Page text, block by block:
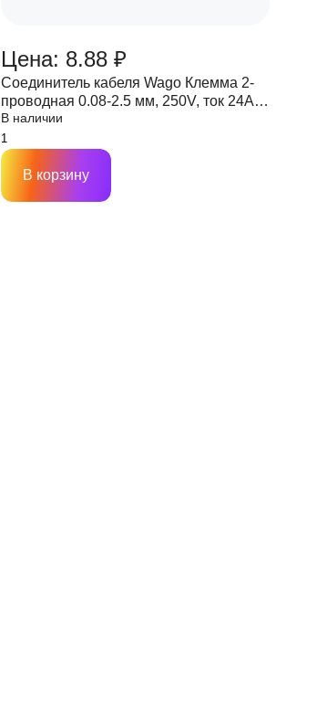
Цена: 8.88 ₽
Соединитель кабеля Wago Клемма 2-
проводная 0.08-2.5 мм, 250V, ток 24A
(прозрачная)
В наличии
В корзину